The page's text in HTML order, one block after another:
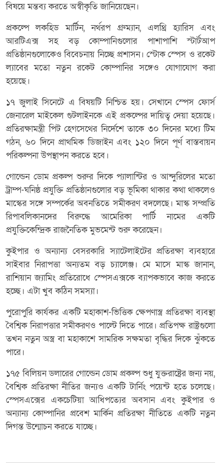
বিষয়ে মন্তব্য করতে অস্বীকৃতি জানিয়েছেন।
প্রকল্পে লকহিড মার্টিন, নর্থরপ গ্রুম্যান, এলথ্রি হ্যারিস এবং
আরটিএক্স সহ বড় কোম্পানিগুলোর পাশাপাশি স্টার্টআপ
প্রতিষ্ঠানগুলোকেও বিবেচনায় নিচ্ছে প্রশাসন। স্টোক স্পেস ও রকেট
ল্যাবের মতো নতুন রকেট কোম্পানির সঙ্গেও যোগাযোগ করা
হয়েছে।
১৭ জুলাই সিনেটে এ বিষয়টি নিশ্চিত হয়। সেখানে স্পেস ফোর্স
জেনারেল মাইকেল গুটলাইনকে এই প্রকল্পের দায়িত্ব দেয়া হয়েছে।
প্রতিরক্ষামন্ত্রী পিট হেগসেথের নির্দেশে তাকে ৩০ দিনের মধ্যে টিম
গঠন, ৬০ দিনে প্রাথমিক ডিজাইন এবং ১২০ দিনে পূর্ণ বাস্তবায়ন
পরিকল্পনা উপস্থাপন করতে হবে।
গোল্ডেন ডোম প্রকল্প শুরুর দিকে প্যালান্টির ও আন্দুরিলের মতো
ট্রাম্প-ঘনিষ্ঠ প্রযুক্তি প্রতিষ্ঠানগুলোর বড় ভূমিকা থাকার কথা থাকলেও
মাস্কের সঙ্গে সম্পর্কের অবনতিতে সমীকরণ বদলেছে। মাস্ক সম্প্রতি
রিপাবলিকানদের বিরুদ্ধে আমেরিকা পার্টি নামের একটি
প্রযুক্তিকেন্দ্রিক রাজনৈতিক মুভমেন্ট শুরু করেছেন।
কুইপার ও অন্যান্য বেসরকারি স্যাটেলাইটের প্রতিরক্ষা ব্যবহারে
সাইবার নিরাপত্তা অন্যতম বড় চ্যালেঞ্জ। মে মাসে মাস্ক জানান,
রাশিয়ান জ্যামিং প্রতিরোধে স্পেসএক্সকে ব্যাপকভাবে কাজ করতে
হচ্ছে। এটা খুব কঠিন সমস্যা।
পুরোপুরি কার্যকর একটি মহাকাশ-ভিত্তিক ক্ষেপণাস্ত্র প্রতিরক্ষা ব্যবস্থা
বৈশ্বিক নিরাপত্তার সমীকরণও পাল্টে দিতে পারে। প্রতিপক্ষ রাষ্ট্রগুলো
তখন নতুন অস্ত্র বা মহাকাশে সামরিক সক্ষমতা বৃদ্ধির দিকে ঝুঁকতে
পারে।
১৭৫ বিলিয়ন ডলারের গোল্ডেন ডোম প্রকল্প শুধু যুক্তরাষ্ট্রের জন্য নয়,
বৈশ্বিক প্রতিরক্ষা নীতির জন্যও একটি টার্নিং পয়েন্ট হতে চলেছে।
স্পেসএক্সের একচেটিয়া আধিপত্যের অবসান এবং কুইপার ও
অন্যান্য কোম্পানির প্রবেশ মার্কিন প্রতিরক্ষা নীতিতে একটি নতুন
দিগন্ত উন্মোচন করতে যাচ্ছে।